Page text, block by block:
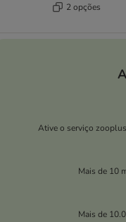
2 opções
Ative o serviço
Mais de 10
Mais de